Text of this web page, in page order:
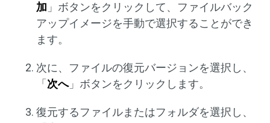
加 」ボタンをクリックして、ファイルバック
アップイメージを手動で選択することができ
ます。
次に、ファイルの復元バージョンを選択し、
「次へ」ボタンをクリックします。
復元するファイルまたはフォルダを選択し、